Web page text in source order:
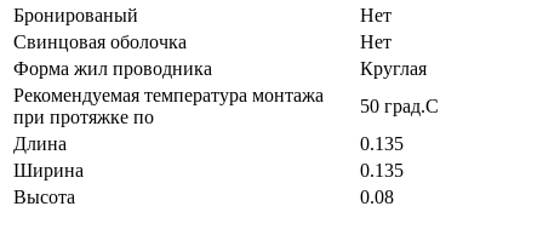
Бронированый
Нет
Свинцовая оболочка
Нет
Форма жил проводника
Круглая
Рекомендуемая температура монтажа
при протяжке по
50 град.C
Длина
0.135
Ширина
0.135
Высота
0.08